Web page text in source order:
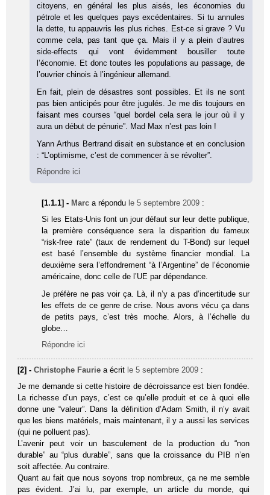
citoyens, en général les plus aisés, les économies du
pétrole et les quelques pays excédentaires. Si tu annules
la dette, tu appauvris les plus riches. Est-ce si grave ? Vu
comme cela, pas tant que ça. Mais il y a plein d’autres
side-effects qui vont évidemment bousiller toute
l’économie. Et donc toutes les populations au passage, de
l’ouvrier chinois à l’ingénieur allemand.
En fait, plein de désastres sont possibles. Et ils ne sont
pas bien anticipés pour être jugulés. Je me dis toujours en
faisant mes courses “quel bordel cela sera le jour où il y
aura un début de pénurie”. Mad Max n’est pas loin !
Yann Arthus Bertrand disait en substance et en conclusion
: “L’optimisme, c’est de commencer à se révolter”.
Répondre ici
[1.1.1] - Marc a répondu le 5 septembre 2009 :
Si les Etats-Unis font un jour défaut sur leur dette publique,
la première conséquence sera la disparition du fameux
“risk-free rate” (taux de rendement du T-Bond) sur lequel
est basé l’ensemble du système financier mondial. La
deuxième sera l’effondrement “à l’Argentine” de l’économie
américaine, donc celle de l’UE par dépendance.
Je préfère ne pas voir ça. Là, il n’y a pas d’incertitude sur
les effets de ce genre de crise. Nous avons vécu ça dans
de petits pays, c’est très moche. Alors, à l’échelle du
globe…
Répondre ici
[2] -Christophe Faurie a écrit le 5 septembre 2009 :
Je me demande si cette histoire de décroissance est bien fondée.
La richesse d’un pays, c’est ce qu’elle produit et ce à quoi elle
donne une “valeur”. Dans la définition d’Adam Smith, il n’y avait
que les biens matériels, mais maintenant, il y a aussi les services
(qui ne polluent pas).
L’avenir peut voir un basculement de la production du “non
durable” au “plus durable”, sans que la croissance du PIB n’en
soit affectée. Au contraire.
Quant au fait que nous soyons trop nombreux, ça ne me semble
pas évident. J’ai lu, par exemple, un article du monde, qui